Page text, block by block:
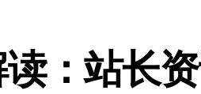
发实战：Linux数据库配置与优化
动传媒革新：站长五大核心策略
：站长